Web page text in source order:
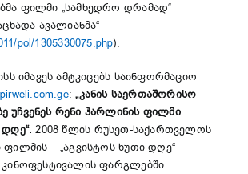
ფილმი „სამხედრო დრამად“
ავალიანმა“
pol/1305330075.php).
იმავეს ამტკიცებს საინფორმაციო
:„კანის საერთაშორისო
უჩვენეს რენი ჰარლინის ფილმი
დღე“.2008 წლის რუსეთ-საქართველოს
ფილმის – „აგვისტოს ხუთი დღე“ –
კინოფესტივალის ფარგლებში